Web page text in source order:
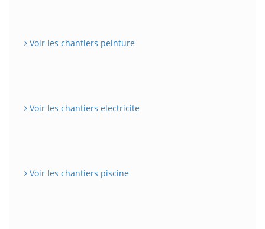
Voir les chantiers peinture
Voir les chantiers electricite
Voir les chantiers piscine